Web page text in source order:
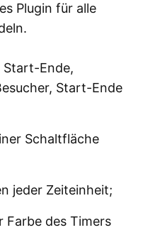
Plugin für alle
Start-Ende,
Start-Ende
Schaltfläche
jeder Zeiteinheit;
Farbe des Timers